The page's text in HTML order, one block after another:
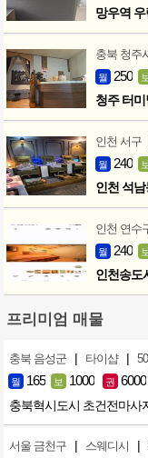
망우역
충북 청주시
월 250 보
청주 터
인천 서구
월 240 보
인천 석
인천 연수
월 240 보
인천송도
프리미엄 매물
충북 음성군 | 타이샵 |
월 165 보 1000 권 6000
충북혁시도시 초건전마사
서울 금천구 | 스웨디시 |